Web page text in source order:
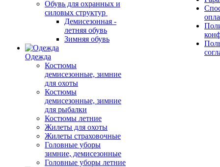
Обувь для охранных и
силовых структур
Демисезонная -
летняя обувь
Зимняя обувь
Одежда
Костюмы
демисезонные, зимние
для охоты
Костюмы
демисезонные, зимние
для рыбалки
Костюмы летние
Жилеты для охоты
Жилеты страховочные
Головные уборы
зимние, демисезонные
Головные уборы летние